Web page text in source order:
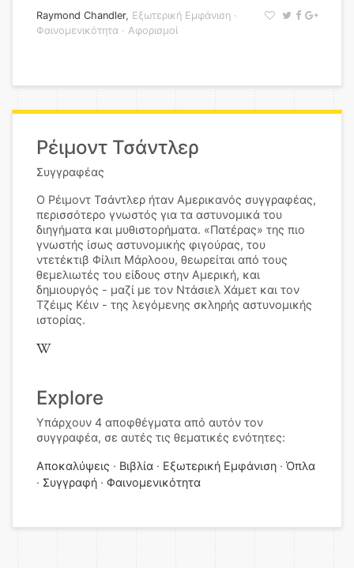
Raymond Chandler, Εξωτερική Εμφάνιση ·
Φαινομενικότητα · Αφορισμοί
Ρέιμοντ Τσάντλερ
Συγγραφέας
O Ρέιμοντ Τσάντλερ ήταν Αμερικανός συγγραφέας,
περισσότερο γνωστός για τα αστυνομικά του
διηγήματα και μυθιστορήματα. «Πατέρας» της πιο
γνωστής ίσως αστυνομικής φιγούρας, του
ντετέκτιβ Φίλιπ Μάρλοου, θεωρείται από τους
θεμελιωτές του είδους στην Αμερική, και
δημιουργός - μαζί με τον Ντάσιελ Χάμετ και τον
Τζέιμς Κέιν - της λεγόμενης σκληρής αστυνομικής
ιστορίας.
Explore
Υπάρχουν 4 αποφθέγματα από αυτόν τον
συγγραφέα, σε αυτές τις θεματικές ενότητες:
Αποκαλύψεις Βιβλία Εξωτερική Εμφάνιση
Όπλα
Συγγραφή
Φαινομενικότητα